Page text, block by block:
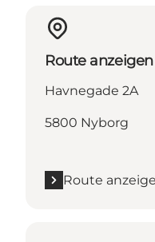
Route anzeigen
Havnegade 2A
5800 Nyborg
Route